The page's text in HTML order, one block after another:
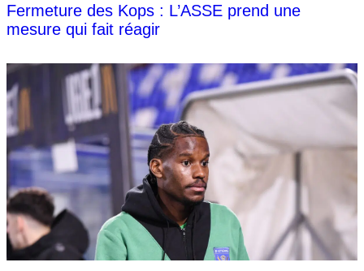
Fermeture des Kops : L’ASSE prend une
mesure qui fait réagir